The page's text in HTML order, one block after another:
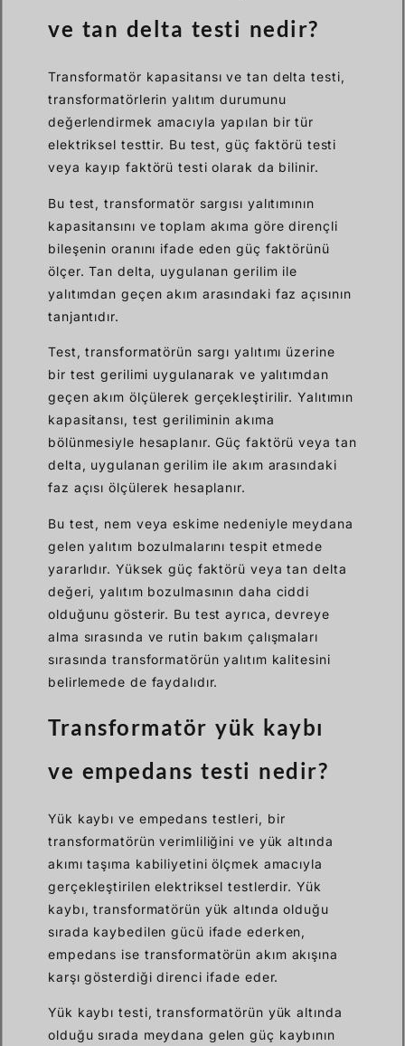
ve tan delta testi nedir?
Transformatör kapasitansı ve tan delta testi,
transformatörlerin yalıtım durumunu
değerlendirmek amacıyla yapılan bir tür
elektriksel testtir. Bu test, güç faktörü testi
veya kayıp faktörü testi olarak da bilinir.
Bu test, transformatör sargısı yalıtımının
kapasitansını ve toplam akıma göre dirençli
bileşenin oranını ifade eden güç faktörünü
ölçer. Tan delta, uygulanan gerilim ile
yalıtımdan geçen akım arasındaki faz açısının
tanjantıdır.
Test, transformatörün sargı yalıtımı üzerine
bir test gerilimi uygulanarak ve yalıtımdan
geçen akım ölçülerek gerçekleştirilir. Yalıtımın
kapasitansı, test geriliminin akıma
bölünmesiyle hesaplanır. Güç faktörü veya tan
delta, uygulanan gerilim ile akım arasındaki
faz açısı ölçülerek hesaplanır.
Bu test, nem veya eskime nedeniyle meydana
gelen yalıtım bozulmalarını tespit etmede
yararlıdır. Yüksek güç faktörü veya tan delta
değeri, yalıtım bozulmasının daha ciddi
olduğunu gösterir. Bu test ayrıca, devreye
alma sırasında ve rutin bakım çalışmaları
sırasında transformatörün yalıtım kalitesini
belirlemede de faydalıdır.
Transformatör yük kaybı
ve empedans testi nedir?
Yük kaybı ve empedans testleri, bir
transformatörün verimliliğini ve yük altında
akımı taşıma kabiliyetini ölçmek amacıyla
gerçekleştirilen elektriksel testlerdir. Yük
kaybı, transformatörün yük altında olduğu
sırada kaybedilen gücü ifade ederken,
empedans ise transformatörün akım akışına
karşı gösterdiği direnci ifade eder.
Yük kaybı testi, transformatörün yük altında
olduğu sırada meydana gelen güç kaybının